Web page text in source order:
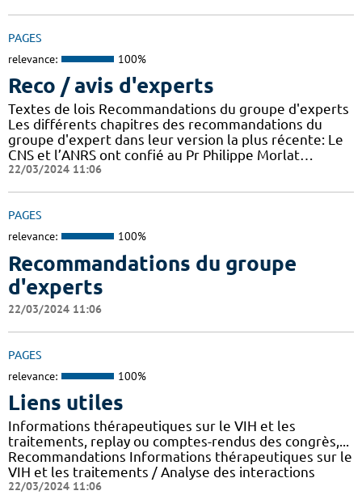
PAGES
relevance: 100%
Reco / avis d'experts
Textes de lois Recommandations du groupe d'experts
Les différents chapitres des recommandations du
groupe d'expert dans leur version la plus récente: Le
CNS et l’ANRS ont confié au Pr Philippe Morlat…
22/03/2024 11:06
PAGES
relevance: 100%
Recommandations du groupe
d'experts
22/03/2024 11:06
PAGES
relevance: 100%
Liens utiles
Informations thérapeutiques sur le VIH et les
traitements, replay ou comptes-rendus des congrès,...
Recommandations Informations thérapeutiques sur le
VIH et les traitements / Analyse des interactions
22/03/2024 11:06